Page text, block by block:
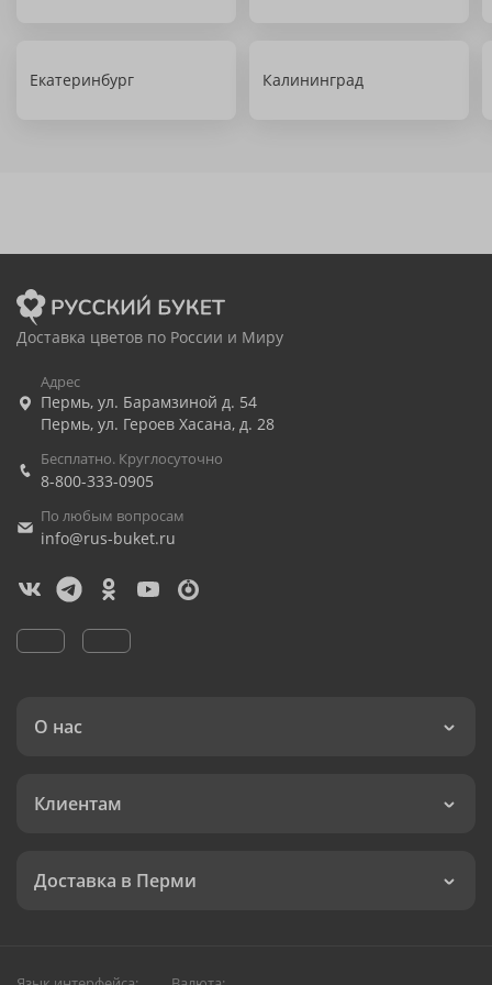
Екатеринбург Калининград
Доставка цветов по России и Миру
Адрес
Пермь, ул. Барамзиной д. 54
Пермь, ул. Героев Хасана, д. 28
Бесплатно. Круглосуточно
8-800-333-0905
По любым вопросам
info@rus-buket.ru
О нас
Клиентам
Доставка в Перми